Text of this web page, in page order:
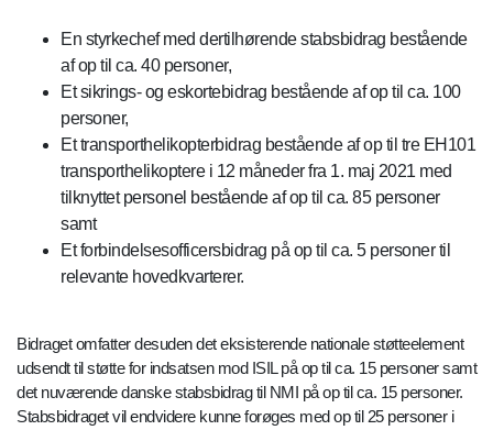
En styrkechef med dertilhørende stabsbidrag bestående
af op til ca. 40 personer,
Et sikrings- og eskortebidrag bestående af op til ca. 100
personer,
Et transporthelikopterbidrag bestående af op til tre EH101
transporthelikoptere i 12 måneder fra 1. maj 2021 med
tilknyttet personel bestående af op til ca. 85 personer
samt
Et forbindelsesofficersbidrag på op til ca. 5 personer til
relevante hovedkvarterer.
Bidraget omfatter desuden det eksisterende nationale støtteelement
udsendt til støtte for indsatsen mod ISIL på op til ca. 15 personer samt
det nuværende danske stabsbidrag til NMI på op til ca. 15 personer.
Stabsbidraget vil endvidere kunne forøges med op til 25 personer i